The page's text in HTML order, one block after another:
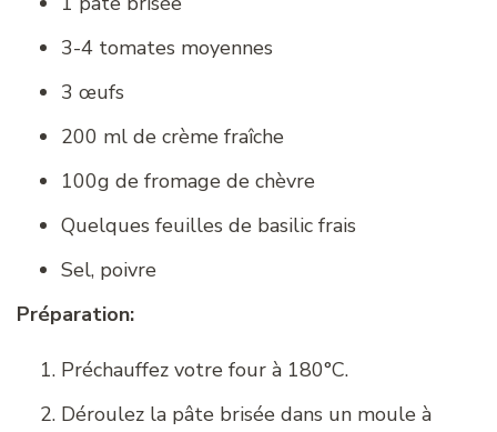
3-4 tomates moyennes
3 œufs
200 ml de crème fraîche
100g de fromage de chèvre
Quelques feuilles de basilic frais
Sel, poivre
Préparation:
Préchauffez votre four à 180°C.
Déroulez la pâte brisée dans un moule à